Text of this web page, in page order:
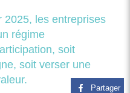
2025, les entreprises
régime
soit
soit verser une
Partager